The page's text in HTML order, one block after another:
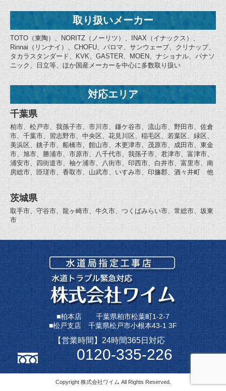
取り扱いメーカー
TOTO（東陶）、NORITZ（ノーリツ）、INAX（イナックス）、
Rinnai（リンナイ）、CHOFU、パロマ、サンウェーブ、クリナップ、
タカラスタンダード、KVK、GASTER、MOEN、ナショナル、パナソ
ニック、日立等、ほか国産メーカーを中心に多数取り扱い
対応エリア
千葉県
柏市、松戸市、我孫子市、市川市、鎌ケ谷市、流山市、野田市、佐倉
市、千葉市、習志野市、中央区、花見川区、稲毛区、若葉区、緑区、
美浜区、銚子市、船橋市、館山市、木更津市、茂原市、成田市、東金
市、旭市、勝浦市、市原市、八千代市、我孫子市、君津市、富津市、
浦安市、四街道市、袖ケ浦市、八街市、印西市、白井市、富里市、南
房総市、匝瑳市、香取市、山武市、いすみ市、印旛郡、酒々井町 他
茨城県
取手市、守谷市、龍ヶ崎市、牛久市、つくばみらい市、常総市、坂東
市
■柏本店 千葉県柏市松葉町1-2-7
■松戸支店 千葉県松戸市小根本43-1 3F
【営業時間】24時間365日対応
0120-335-226
Copyright 株式会社ワイム All Rights Reserved.